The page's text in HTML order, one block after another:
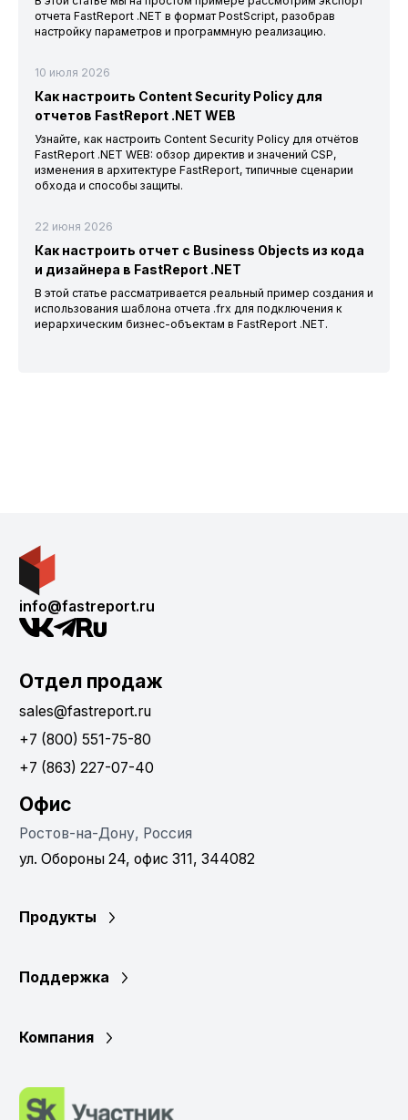
отчета FastReport .NET в формат PostScript, разобрав
настройку параметров и программную реализацию.
10 июля 2026
Как настроить Content Security Policy для
отчетов FastReport .NET WEB
Узнайте, как настроить Content Security Policy для отчётов
FastReport .NET WEB: обзор директив и значений CSP,
изменения в архитектуре FastReport, типичные сценарии
обхода и способы защиты.
22 июня 2026
Как настроить отчет с Business Objects из кода
и дизайнера в FastReport .NET
В этой статье рассматривается реальный пример создания и
использования шаблона отчета .frx для подключения к
иерархическим бизнес-объектам в FastReport .NET.
info@fastreport.ru
Отдел продаж
sales@fastreport.ru
+7 (800) 551-75-80
+7 (863) 227-07-40
Офис
Ростов-на-Дону, Россия
ул. Обороны 24, офис 311, 344082
Продукты
Поддержка
Компания